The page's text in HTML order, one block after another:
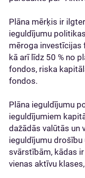
Plāna mērķis ir
ieguldījumu
mēroga investīcijas
kā arī līdz 50 % no
fondos, riska
fondos.
Plāna ieguldījumu
ieguldījumiem
dažādās valūtās un
ieguldījumu
svārstībām, kādas
vienas aktīvu